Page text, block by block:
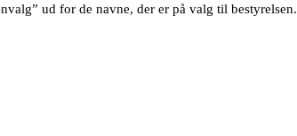
ud for de navne, der er på valg til bestyrelsen.